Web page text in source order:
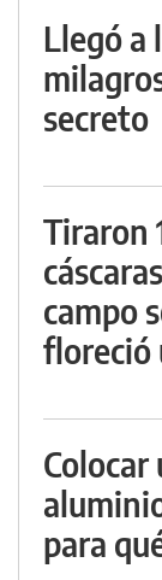
Llegó a
secreto
Tiraron
campo
floreció
para